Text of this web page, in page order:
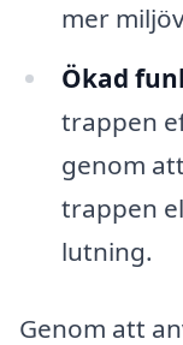
mer
Ökad
trappen
genom
trappen
lutning.
Genom att